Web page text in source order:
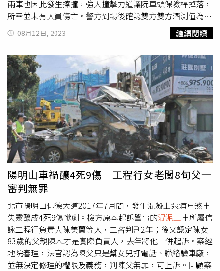
則未表態，另有2戶考慮、1戶未出席。豈料，這場座談會反
「被潑黑水」。自救會8日發出聲明直指，「會議內容與民
代及媒體所陳述事實不符」「基泰大直事件遭部分有心人士
操弄」「部分民代和官員從未以重災戶權益為關注角度予以
協助」「孫先生願意提供義務性、無報酬協助，本會全體成
員非常感謝」。最後，洪逸展預告，13日將召開「請問市
長，您真的在戶受災戶的眼淚？」記者會，希望市長履行給
予重災戶最好條件的承諾。目前大多數重災戶向基泰合作靠
攏，意見相左持反對立場的左先生無奈回答，「我已做了我
該做的，未來就順其自然吧！」（圖／黃耀徵、黃威彬攝）
不願跟基泰合建的左先生則向CTWANT記者表示，「基泰把
合建跟賠償混為一談，把合建條件開高，一坪換一坪畫大
餅，公辦都更換0.7坪根本無法比，甚至別家建商也無法插
進來。」「都發局已表明，按正常程序，基泰要廢照，再重
新申請，一般都更程序走也要個1到3年，住戶要承擔沒有獎
勵的風險，基泰還要先解決預售屋的問題。」對於基泰提出
室內一坪換一坪，不是對住1樓有地下室產權的他更有利？
左先生回應，「市府說這種說法陷阱很多，叫我們保重。」
他還憂心地說，「現在基泰出事的工地填灌混泥土還埋有鋼
樑，開挖難度及花費絕對不低，可能要花幾倍時間，而且會
不會再把大直街94巷雙號及(旁邊社區)儒林園弄倒？」不管
是跟基泰合建還是都更，都有很多不確定性。左先生表示，
目前有少數住戶希望「先賠償」，動產不付單據每戶給付
北市現在該做的是，把近期地層下陷產生災害位置標示出
來，去詳細釐清肇因，倘是管線老舊造成，就應跨單位討
論，並套疊出地層下陷潛勢範圍，倘是工地造成，是否該對
廠商有更嚴厲的管制，尤其是在開挖地下層階段。消基會董
事暨房屋委員會委員張欣民表示，基泰要面對兩大族群問
題，第一是鄰房受損如何賠償，是否應用危老或921重建模
式重建，另外是購買戶而言，這屬公安意外，因尚未達到不
能交屋狀態，恐難直接要求退戶，只能跟建商協調看看能否
解約。
兩車也因此發生擦撞，強大撞擊力道讓阮車頭保險桿掉落，
所幸並未有人員傷亡。警方到場後確認雙方雙方酒測值為
0，車禍發生原因及肇責將由相關單位調查釐清，阮經天稍
早在限時動態報平安，表示「周處除掉自己了．．．好了啦
姊妹～這沒怎樣啊～」，希望粉絲別為自己擔心。
08月12日, 2023 繼續閱讀
陽明山車禍釀4死9傷 工程行女老闆8旬父一
審判無罪
北市陽明山仰德大道2017年7月間，發生混凝土泵浦車煞車
失靈釀成4死9傷慘劇。檢方原本起訴肇事的混泥土車所屬信
詠工程行負責人陳美蘭等人，二審判刑2年；後又認定陳女
83歲的父親陳木才是實際負責人，去年將他一併起訴。案經
地院審理，法官認為陳父只是幫女兒打電話、聯絡驗車廠，
並無決定修理的權限及義務，判陳父無罪，可上訴。回顧案